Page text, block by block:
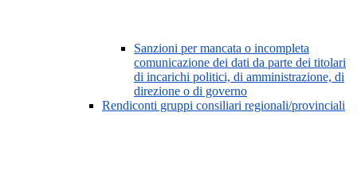
Sanzioni per mancata o incompleta
comunicazione dei dati da parte dei titolari
di incarichi politici, di amministrazione, di
direzione o di governo
Rendiconti gruppi consiliari regionali/provinciali